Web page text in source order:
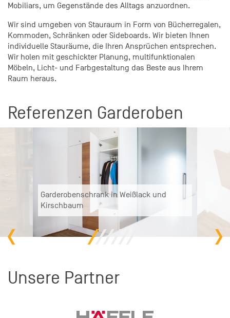
Mobiliars, um Gegenstände des Alltags anzuordnen.
Wir sind umgeben von Stauraum in Form von Bücherregalen,
Kommoden, Schränken oder Sideboards. Wir bieten Ihnen
individuelle Stauräume, die Ihren Ansprüchen entsprechen.
Wir holen mit geschickter Planung, multifunktionalen
Möbeln, Licht- und Farbgestaltung das Beste aus Ihrem
Raum heraus.
Referenzen Garderoben
Garderobenschrank in Weißlack und
Kirschbaum
Unsere Partner